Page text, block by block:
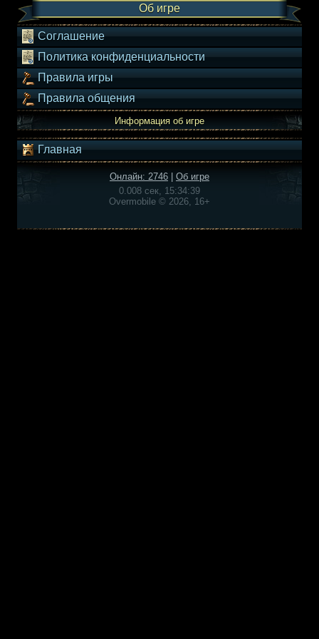
Об игре
Соглашение
Политика конфиденциальности
Правила игры
Правила общения
Информация об игре
Главная
Онлайн: 2746
Об игре
0.008 сек, 15:34:39
Overmobile © 2026, 16+